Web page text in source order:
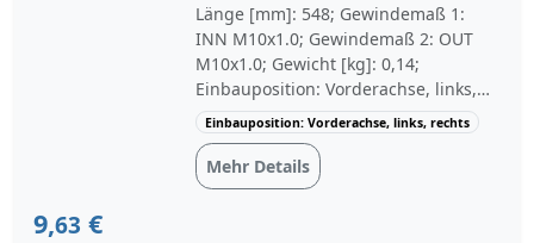
Länge [mm]: 548; Gewindemaß 1:
INN M10x1.0; Gewindemaß 2: OUT
M10x1.0; Gewicht [kg]: 0,14;
Einbauposition: Vorderachse, links,
rechts; Baujahr ab: 08/2005, 11/2005,
11/2006
Einbauposition: Vorderachse, links, rechts
Mehr Details
9,63 €